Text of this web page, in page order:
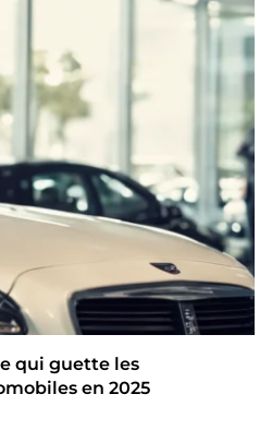
qui guette les
en 2025